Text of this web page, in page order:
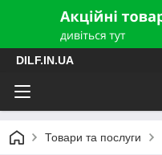
DILF.IN.UA
Товари та послуги